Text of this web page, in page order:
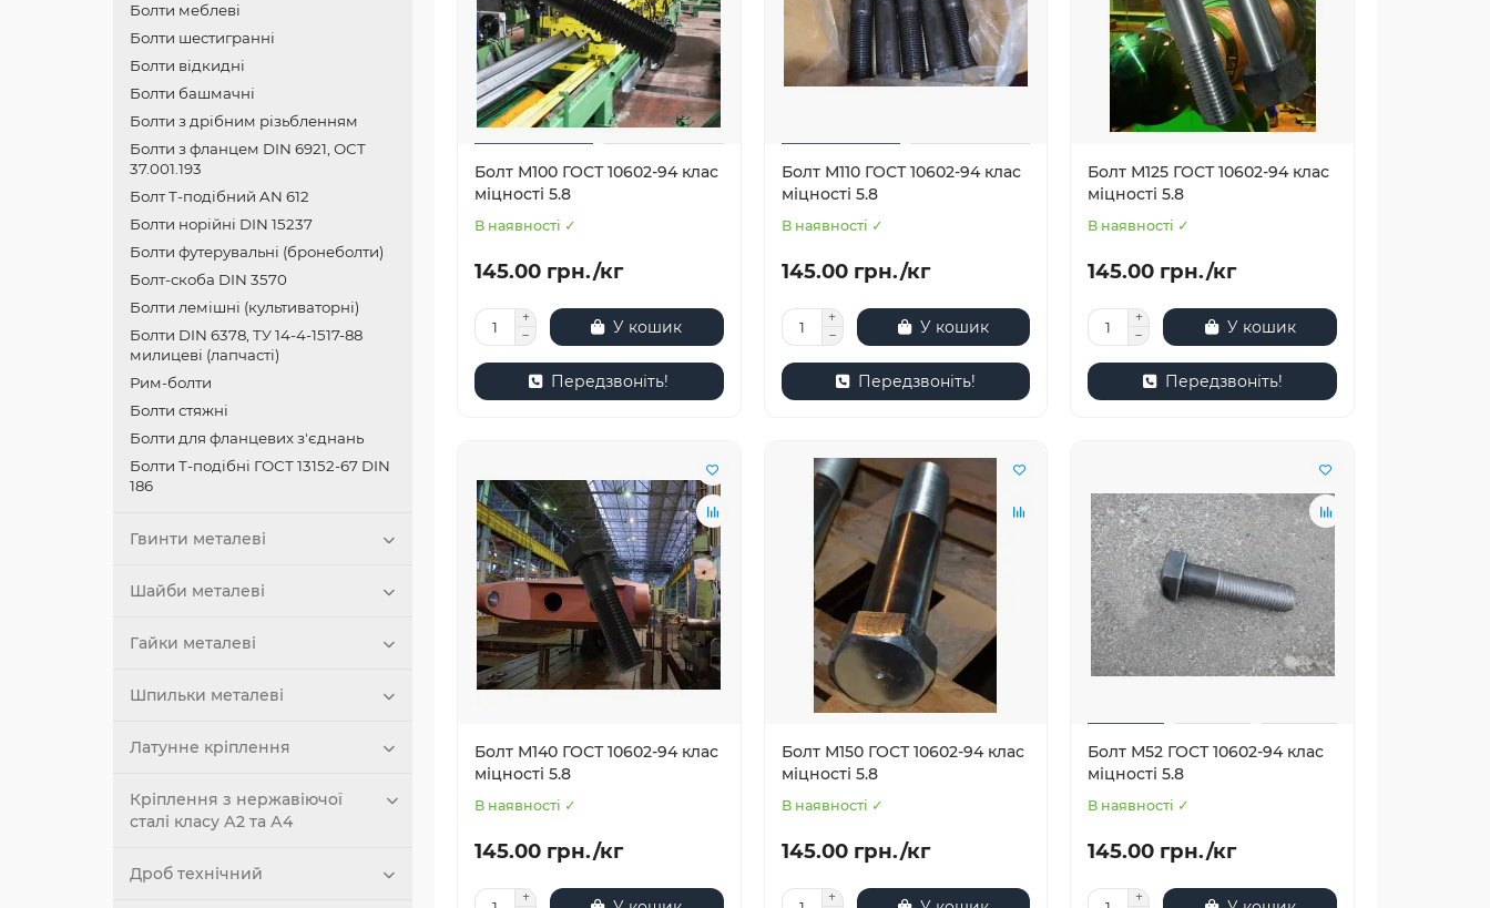
Болти меблеві
Болти шестигранні
Болти відкидні
Болти башмачні
Болти з дрібним різьбленням
Болти з фланцем DIN 6921, ОСТ
37.001.193
Болт Т-подібний AN 612
Болти норійні DIN 15237
Болти футерувальні (бронеболти)
Болт-скоба DIN 3570
Болти лемішні (культиваторні)
Болти DIN 6378, ТУ 14-4-1517-88
милицеві (лапчасті)
Рим-болти
Болти стяжні
Болти для фланцевих з'єднань
Болти Т-подібні ГОСТ 13152-67 DIN
186
Гвинти металеві
Шайби металеві
Гайки металеві
Шпильки металеві
Латунне кріплення
Кріплення з нержавіючої
сталі класу А2 та А4
Дроб технічний
Болт М100 ГОСТ 10602-94 клас
міцності 5.8
В наявності ✓
145.00 грн./кг
У кошик
Передзвоніть!
Болт М110 ГОСТ 10602-94 клас
міцності 5.8
В наявності ✓
145.00 грн./кг
У кошик
Передзвоніть!
Болт М125 ГОСТ 10602-94 клас
міцності 5.8
В наявності ✓
145.00 грн./кг
У кошик
Передзвоніть!
Болт М140 ГОСТ 10602-94 клас
міцності 5.8
В наявності ✓
145.00 грн./кг
Болт М150 ГОСТ 10602-94 клас
міцності 5.8
В наявності ✓
145.00 грн./кг
Болт М52 ГОСТ 10602-94 клас
міцності 5.8
В наявності ✓
145.00 грн./кг